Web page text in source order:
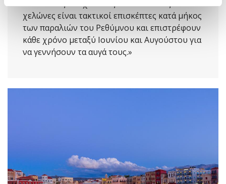
επισκέπτες - οι χελώνες. Οι Θαλάσσιες
χελώνες είναι τακτικοί επισκέπτες κατά μήκος
των παραλιών του Ρεθύμνου και επιστρέφουν
κάθε χρόνο μεταξύ Ιουνίου και Αυγούστου για
να γεννήσουν τα αυγά τους.»